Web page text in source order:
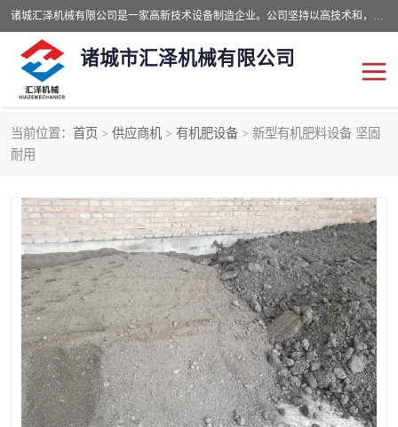
诸城汇泽机械有限公司是一家高新技术设备制造企业。公司坚持以高技术和，高服务于用户，以的环保机械制造设备赢的用户的信赖。现在主要生产死亡畜禽无害化处理和立式和卧式有机肥设备，搅拌机，烘干机，高温发酵机等。污水处理设备，固液分离机。气浮机，化制机等。公司秉承品质，用户至上，科技创新的经营理。
诸城市汇泽机械有限公司
当前位置： 首页 > 供应商机 > 有机肥设备 > 新型有机肥料设备 坚固
耐用发酵设备
鸡粪发酵机 有机肥设备
纳米膜好氧发酵堆肥机 粪污烘干酶体机
膜式堆肥机 纳米膜发酵
膜式发酵仓 分子膜堆肥仓
分子膜发酵堆肥设备